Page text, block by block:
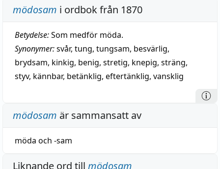
mödosam i ordbok från 1870
Betydelse:Som medför möda.
Synonymer:svår, tung, tungsam, besvärlig,
brydsam, kinkig, benig, stretig, knepig, sträng,
styv, kännbar, betänklig, eftertänklig, vansklig
mödosam är sammansatt av
möda och -sam
Liknande ord till mödosam